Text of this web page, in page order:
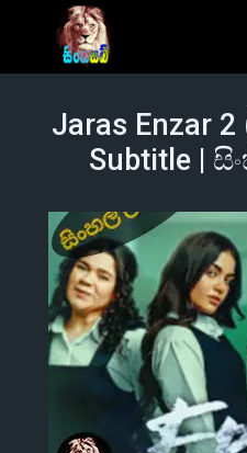
Jaras Enzar
Subtitle |